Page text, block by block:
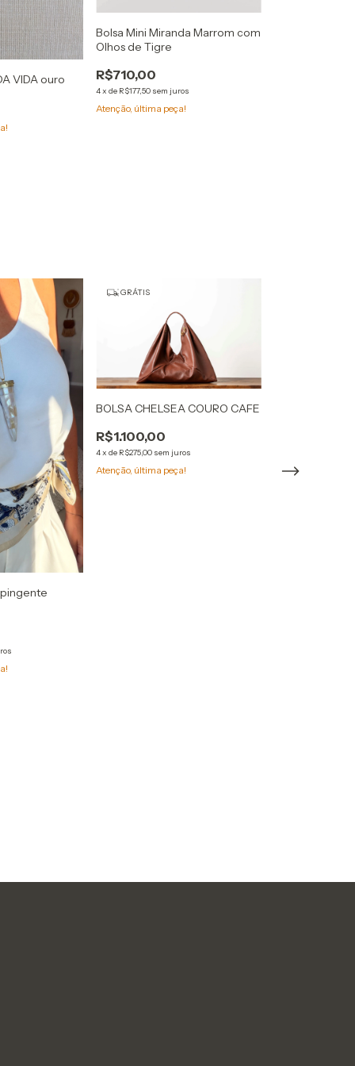
VIDA ouro
Bolsa Mini Miranda Marrom com
Olhos de Tigre
R$710,00
4xde R$177,50 sem juros
Atenção, última peça!
GRÁTIS
BOLSA CHELSEA COURO CAFE
R$1.100,00
4xde R$275,00 sem juros
Atenção, última peça!